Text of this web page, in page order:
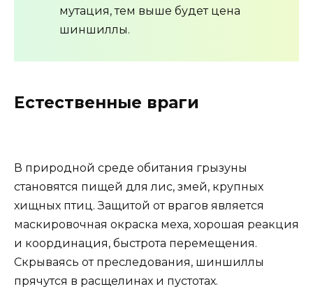
мутация, тем выше будет цена
шиншиллы.
Естественные враги
В природной среде обитания грызуны
становятся пищей для лис, змей, крупных
хищных птиц. Защитой от врагов является
маскировочная окраска меха, хорошая реакция
и координация, быстрота перемещения.
Скрываясь от преследования, шиншиллы
прячутся в расщелинах и пустотах.